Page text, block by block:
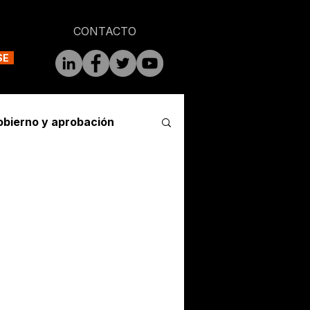
CONTACTO
y aprobación